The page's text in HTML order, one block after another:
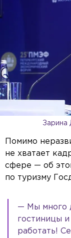
Зарина
Помимо
не хватает
сфере — об
по туризму
— Мы много
гостиницы
работать!